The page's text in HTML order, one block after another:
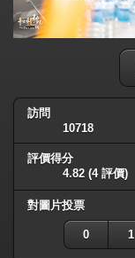
訪問
10718
評價得分
4.82 (4 評價)
對圖片投票
0 1